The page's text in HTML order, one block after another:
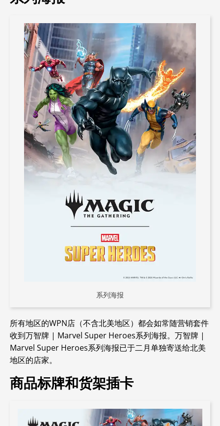
系列海报
所有地区的WPN店（不含北美地区）都会如常随营销套件
收到万智牌 | Marvel Super Heroes系列海报。 万智牌 |
Marvel Super Heroes系列海报已于二月单独寄送给北美
地区的店家。
商品标牌和货架插卡